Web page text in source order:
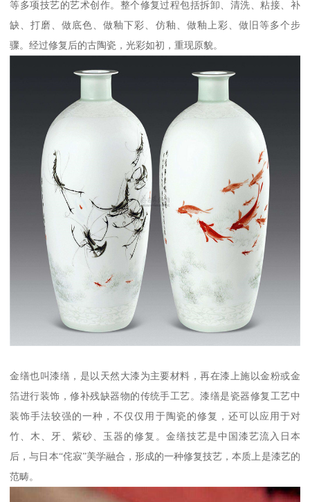
等多项技艺的艺术创作。整个修复过程包括拆卸、清洗、粘接、补
缺、打磨、做底色、做釉下彩、仿釉、做釉上彩、做旧等多个步
骤。经过修复后的古陶瓷，光彩如初，重现原貌。
金缮也叫漆缮，是以天然大漆为主要材料，再在漆上施以金粉或金
箔进行装饰，修补残缺器物的传统手工艺。漆缮是瓷器修复工艺中
装饰手法较强的一种，不仅仅用于陶瓷的修复，还可以应用于对
竹、木、牙、紫砂、玉器的修复。金缮技艺是中国漆艺流入日本
后，与日本“侘寂”美学融合，形成的一种修复技艺，本质上是漆艺的
范畴。